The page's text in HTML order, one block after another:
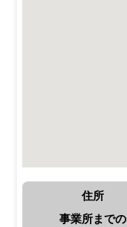
住所
事業所までの